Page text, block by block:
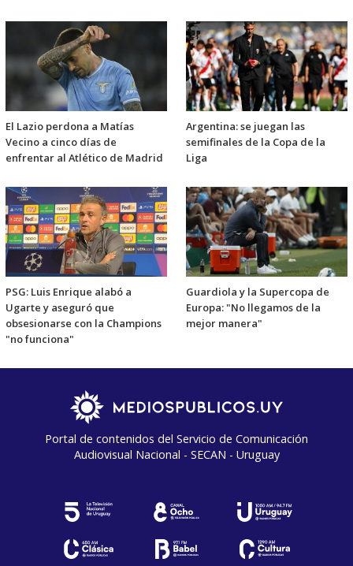
El Lazio perdona a Matías
Vecino a cinco días de
enfrentar al Atlético de Madrid
Argentina: se juegan las
semifinales de la Copa de la
Liga
PSG: Luis Enrique alabó a
Ugarte y aseguró que
obsesionarse con la Champions
"no funciona"
Guardiola y la Supercopa de
Europa: "No llegamos de la
mejor manera"
Portal de contenidos del Servicio de Comunicación
Audiovisual Nacional - SECAN - Uruguay